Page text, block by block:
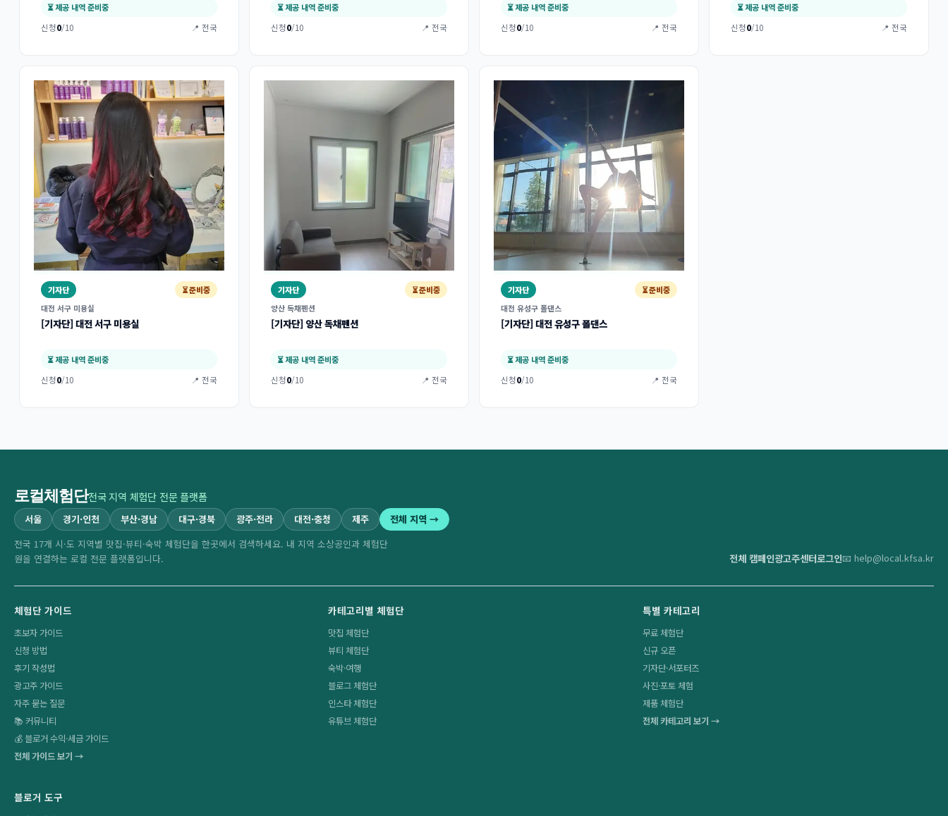
⏳ 제공 내역 준비중
신청0/10 📍 전국
⏳ 제공 내역 준비중
신청0/10 📍 전국
⏳ 제공 내역 준비중
신청0/10 📍 전국
⏳ 제공 내역 준비중
신청0/10 📍 전국
기자단
⏳ 준비중
대전 서구 미용실
[기자단] 대전 서구 미용실
⏳ 제공 내역 준비중
신청0/10 📍 전국
기자단
⏳ 준비중
양산 독채펜션
[기자단] 양산 독채펜션
⏳ 제공 내역 준비중
신청0/10 📍 전국
기자단
⏳ 준비중
대전 유성구 폴댄스
[기자단] 대전 유성구 폴댄스
⏳ 제공 내역 준비중
신청0/10 📍 전국
로컬체험단전국 지역 체험단 전문 플랫폼
서울 경기·인천 부산·경남 대구·경북 광주·전라 대전·충청 제주
전체 지역 →
전국 17개 시·도 지역별 맛집·뷰티·숙박 체험단을 한곳에서 검색하세요. 내 지역 소상공인과 체험단
원을 연결하는 로컬 전문 플랫폼입니다.
전체 캠페인광고주센터로그인📧 help@local.kfsa.kr
체험단 가이드
초보자 가이드
신청 방법
후기 작성법
광고주 가이드
자주 묻는 질문
📚 커뮤니티
💰 블로거 수익·세금 가이드
전체 가이드 보기 →
카테고리별 체험단
맛집 체험단
뷰티 체험단
숙박·여행
블로그 체험단
인스타 체험단
유튜브 체험단
특별 카테고리
무료 체험단
신규 오픈
기자단·서포터즈
사진·포토 체험
제품 체험단
전체 카테고리 보기 →
블로거 도구